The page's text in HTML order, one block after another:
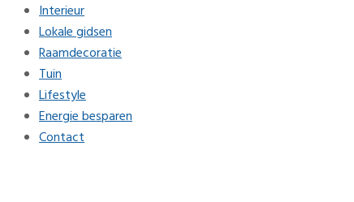
Interieur
Lokale gidsen
Raamdecoratie
Tuin
Lifestyle
Energie besparen
Contact